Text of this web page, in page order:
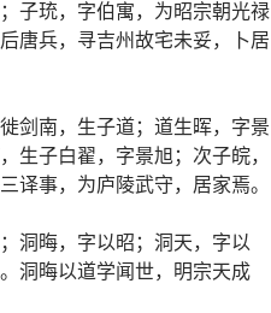
子珫，字伯寓，为昭宗朝光禄
唐兵，寻吉州故宅未妥，卜居
剑南，生子道；道生晖，字景
生子白翟，字景旭；次子皖，
译事，为庐陵武守，居家焉。
洞晦，字以昭；洞天，字以
洞晦以道学闻世，明宗天成